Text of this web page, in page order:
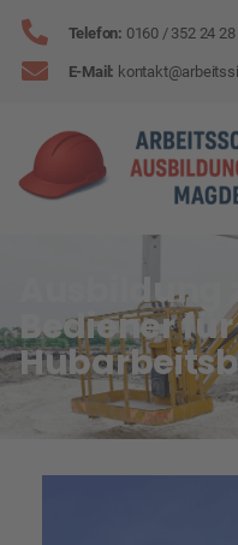
Telefon: 0160 / 352 24 28
E-Mail: kontakt@
Ausbildung
Bediener für